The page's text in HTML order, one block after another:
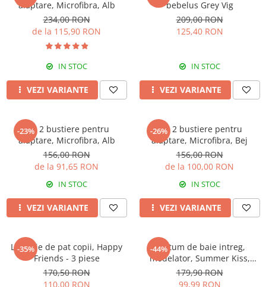
alaptare, Microfibra, Alb
234,00 RON
de la 115,90 RON
IN STOC
VEZI VARIANTE
bebelus Grey Vig
209,00 RON
125,40 RON
IN STOC
VEZI VARIANTE
-23%
Set 2 bustiere pentru
alaptare, Microfibra, Alb
156,00 RON
de la 91,65 RON
IN STOC
VEZI VARIANTE
-26%
Set 2 bustiere pentru
alaptare, Microfibra, Bej
156,00 RON
de la 100,00 RON
IN STOC
VEZI VARIANTE
-35%
Lenjerie de pat copii, Happy
Friends - 3 piese
170,50 RON
110,00 RON
-44%
Costum de baie intreg,
modelator, Summer Kiss,
Yellow
179,90 RON
99,99 RON